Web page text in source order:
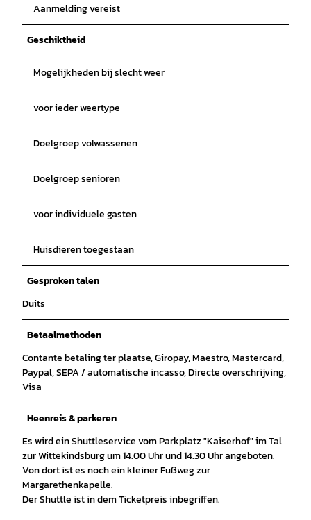
Aanmelding vereist
Geschiktheid
Mogelijkheden bij slecht weer
voor ieder weertype
Doelgroep volwassenen
Doelgroep senioren
voor individuele gasten
Huisdieren toegestaan
Gesproken talen
Duits
Betaalmethoden
Contante betaling ter plaatse, Giropay, Maestro, Mastercard,
Paypal, SEPA / automatische incasso, Directe overschrijving,
Visa
Heenreis & parkeren
Es wird ein Shuttleservice vom Parkplatz "Kaiserhof" im Tal
zur Wittekindsburg um 14.00 Uhr und 14.30 Uhr angeboten.
Von dort ist es noch ein kleiner Fußweg zur
Margarethenkapelle.
Der Shuttle ist in dem Ticketpreis inbegriffen.